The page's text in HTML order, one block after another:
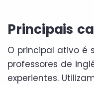
Principais
O principal ativo é
professores de
experientes.